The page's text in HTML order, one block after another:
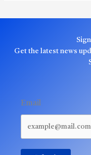
Get the latest news
Email